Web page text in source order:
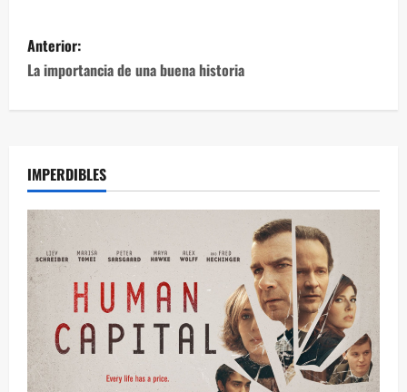
Anterior:
La importancia de una buena historia
IMPERDIBLES